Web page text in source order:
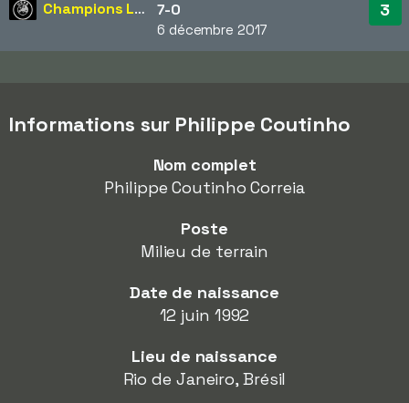
Champions League
7-0
6 décembre 2017
3
Informations sur Philippe Coutinho
Nom complet
Philippe Coutinho Correia
Poste
Milieu de terrain
Date de naissance
12 juin 1992
Lieu de naissance
Rio de Janeiro, Brésil